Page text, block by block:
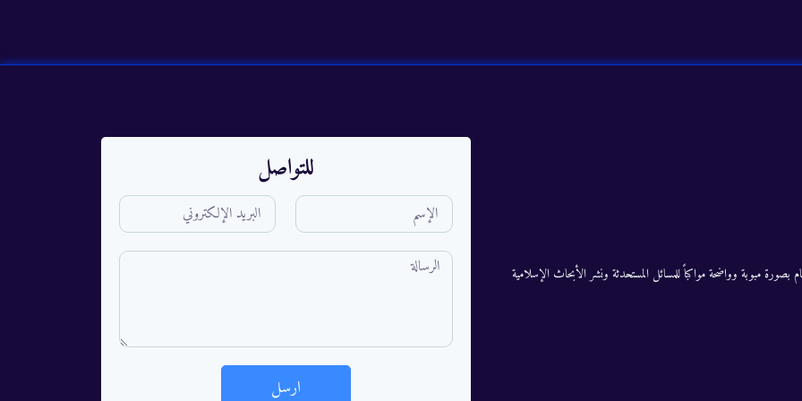
مبوبة وواضحة مواكباً للمسائل المستحدثة ونشر الأبحاث الإسلامية
للتواصل
ارسل